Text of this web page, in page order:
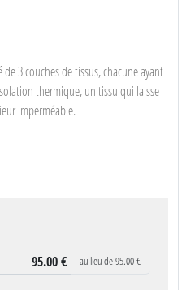
3 couches de tissus, chacune ayant
thermique, un tissu qui laisse
imperméable.
au lieu de95.00 €